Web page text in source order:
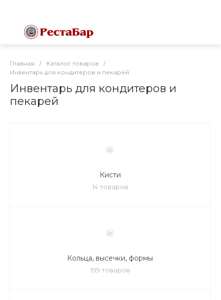
Главная / Каталог товаров
/
Инвентарь для кондитеров и пекарей
Инвентарь для кондитеров и
пекарей
Кисти
14 товаров
Кольца, высечки, формы
199 товаров